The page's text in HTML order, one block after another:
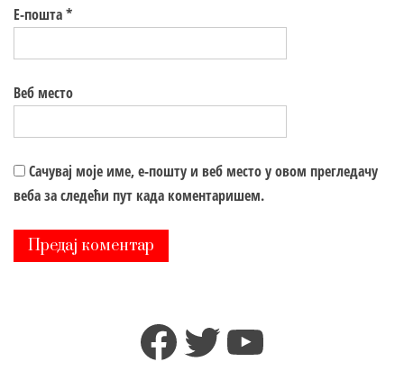
Е-пошта*
Веб место
Сачувај моје име, е-пошту и веб место у овом прегледачу
веба за следећи пут када коментаришем.
Facebook
TwitterYouTube